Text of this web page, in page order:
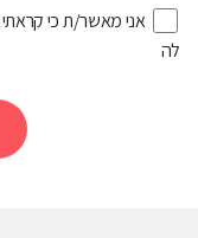
אני מאשר/ת כי
לה